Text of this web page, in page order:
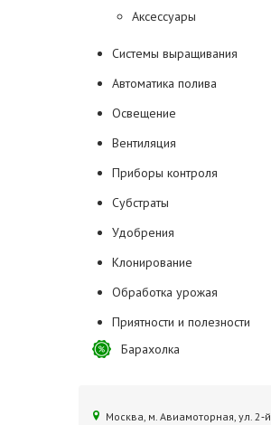
Аксессуары
Системы выращивания
Автоматика полива
Освещение
Вентиляция
Приборы контроля
Субстраты
Удобрения
Клонирование
Обработка урожая
Приятности и полезности
Барахолка
Москва, м. Авиамоторная, ул. 2‑й